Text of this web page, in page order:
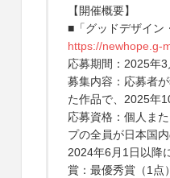
【開催概要】
■「グッドデザイン
https://newhope.g-
応募期間：2025年
募集内容：応募者
た作品で、2025年
応募資格：個人ま
プの全員が日本国
2024年6月1日以降
賞：最優秀賞（1点